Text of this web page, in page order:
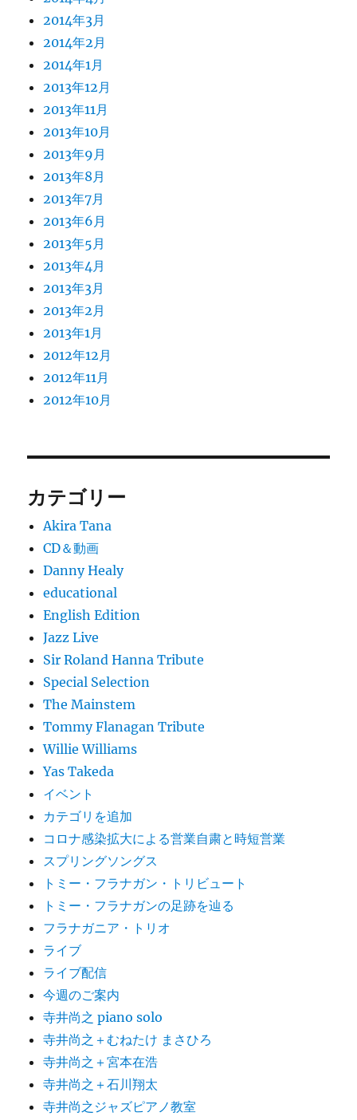
2014年3月
2014年2月
2014年1月
2013年12月
2013年11月
2013年10月
2013年9月
2013年8月
2013年7月
2013年6月
2013年5月
2013年4月
2013年3月
2013年2月
2013年1月
2012年12月
2012年11月
2012年10月
カテゴリー
Akira Tana
CD＆動画
Danny Healy
educational
English Edition
Jazz Live
Sir Roland Hanna Tribute
Special Selection
The Mainstem
Tommy Flanagan Tribute
Willie Williams
Yas Takeda
イベント
カテゴリを追加
コロナ感染拡大による営業自粛と時短営業
スプリングソングス
トミー・フラナガン・トリビュート
トミー・フラナガンの足跡を辿る
フラナガニア・トリオ
ライブ
ライブ配信
今週のご案内
寺井尚之 piano solo
寺井尚之＋むねたけ まさひろ
寺井尚之＋宮本在浩
寺井尚之＋石川翔太
寺井尚之ジャズピアノ教室